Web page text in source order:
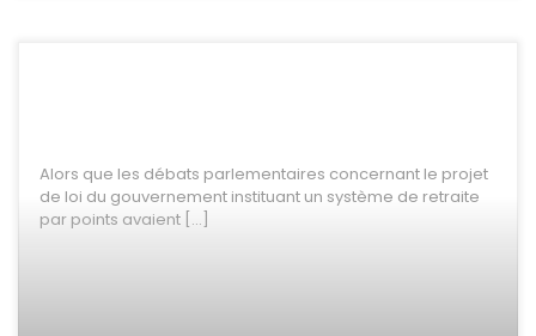
Alors que les débats parlementaires concernant le projet
de loi du gouvernement instituant un système de retraite
par points avaient […]